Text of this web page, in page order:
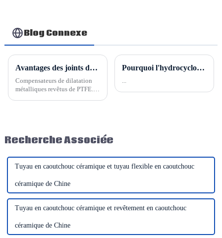
Blog Connexe
Avantages des joints de dilatation métalliques revêtus de PTFE
Compensateurs de dilatation
métalliques revêtus de PTFE.
diverses concentrations d'acide,
Pourquoi l'hydrocyclone Hesper a besoin d'un revêtement
...
Recherche Associée
Tuyau en caoutchouc céramique et tuyau flexible en caoutchouc
céramique de Chine
Tuyau en caoutchouc céramique et revêtement en caoutchouc
céramique de Chine